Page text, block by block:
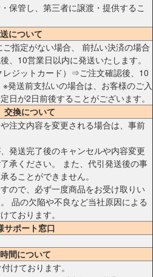
保管し、第三者に譲渡・提供するこ
について
ご指定がない場合、 前払い決済の場合
、10営業日以内に発送いたします。
レジットカード）⇒ご注文確認後、10
発送前支払いの場合は、お客様のご入
日が2日前後することがございます。
交換について
注文内容を変更される場合は、事前
発送完了後のキャンセルや内容変更
承ください。 また、代引発送後の事
ることができません。
ので、必ず一度商品をお受け取りい
品の欠陥や不良など当社原因による
ております。
サポート窓口
間について
けております。